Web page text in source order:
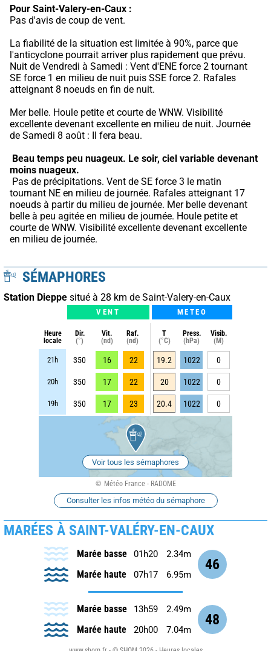
Pour Saint-Valery-en-Caux :
Pas d'avis de coup de vent.
La fiabilité de la situation est limitée à 90%, parce que
l'anticyclone pourrait arriver plus rapidement que prévu.
Nuit de Vendredi à Samedi : Vent d'ENE force 2 tournant
SE force 1 en milieu de nuit puis SSE force 2. Rafales
atteignant 8 noeuds en fin de nuit.
Mer belle. Houle petite et courte de WNW. Visibilité
excellente devenant excellente en milieu de nuit. Journée
de Samedi 8 août : Il fera beau.
Beau temps peu nuageux. Le soir, ciel variable devenant
moins nuageux.
tournant NE en milieu de journée. Rafales atteignant 17
noeuds à partir du milieu de journée. Mer belle devenant
belle à peu agitée en milieu de journée. Houle petite et
courte de WNW. Visibilité excellente devenant excellente
en milieu de journée.
SÉMAPHORES
Station Dieppe situé à 28 km de Saint-Valery-en-Caux
VENT METEO
Heure
locale
Dir.
(°)
Vit.
(nd)
Raf.
(nd)
T
(°C)
Press.
(hPa)
Visib.
(M)
21h 350 16 22 19.2 1022 0
20h 350 17 22 20 1022 0
19h 350 17 23 20.4 1022 0
Voir tous les sémaphores
Météo France - RADOME
Consulter les infos météo du sémaphore
MARÉES À SAINT-VALÉRY-EN-CAUX
46
Marée basse 01h20 2.34m
Marée haute 07h17 6.95m
48
Marée basse 13h59 2.49m
Marée haute 20h00 7.04m